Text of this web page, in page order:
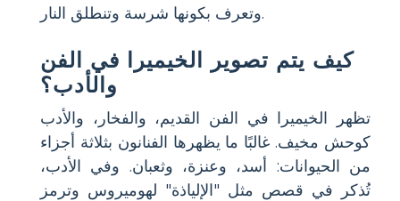
وتعرف بكونها شرسة وتنطلق النار.
كيف يتم تصوير الخيميرا في الفن
والأدب؟
تظهر الخيميرا في الفن القديم، والفخار، والأدب
كوحش مخيف. غالبًا ما يظهرها الفنانون بثلاثة أجزاء
من الحيوانات: أسد، وعنزة، وثعبان. وفي الأدب،
تُذكر في قصص مثل "الإلياذة" لهوميروس وترمز